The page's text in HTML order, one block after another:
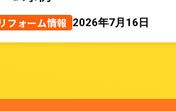
フォーム情報 2026年7月16日